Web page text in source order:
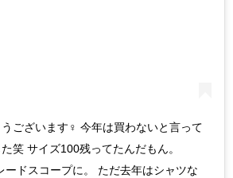
ございます‍♀️ 今年は買わないと言って
笑 サイズ100残ってたんだもん。
ードスコープに。 ただ去年はシャツな